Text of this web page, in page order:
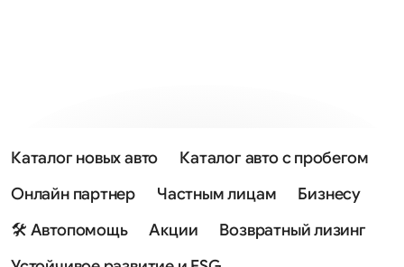
Каталог новых авто
Каталог авто с пробегом
Онлайн партнер
Частным лицам
Бизнесу
🛠 Автопомощь
Акции
Возвратный лизинг